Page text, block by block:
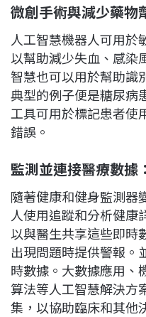
微創手術與減少藥物
人工智慧機器人可用於
以幫助減少失血、感染
智慧也可以用於幫助識
典型的例子便是糖尿病
工具可用於標記患者使
錯誤。
監測並連接醫療數據：
隨著健康和健身監測器
人使用追蹤和分析健康
以與醫生共享這些即時
出現問題時提供警報。
時數據。大數據應用、
算法等人工智慧解決方
集，以協助臨床和其他